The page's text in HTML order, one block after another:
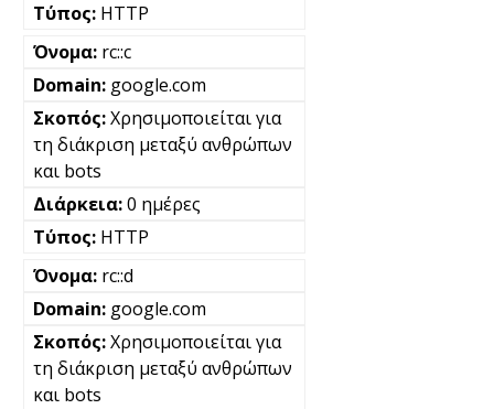
HTTP
rc::c
google.com
Χρησιμοποιείται για
τη διάκριση μεταξύ ανθρώπων
και bots
0 ημέρες
HTTP
rc::d
google.com
Χρησιμοποιείται για
τη διάκριση μεταξύ ανθρώπων
και bots